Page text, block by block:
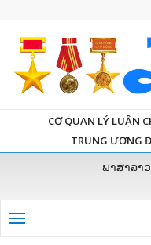
CƠ QUAN LÝ LUẬN
TRUNG ƯƠNG
ພາສາລາວ